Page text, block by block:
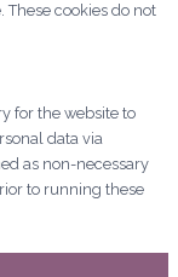
cookies do not
for the website to
data via
as non-necessary
to running these